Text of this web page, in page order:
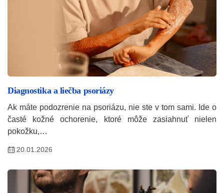
Diagnostika a liečba psoriázy
Ak máte podozrenie na psoriázu, nie ste v tom sami. Ide o
časté kožné ochorenie, ktoré môže zasiahnuť nielen
pokožku,…
20.01.2026